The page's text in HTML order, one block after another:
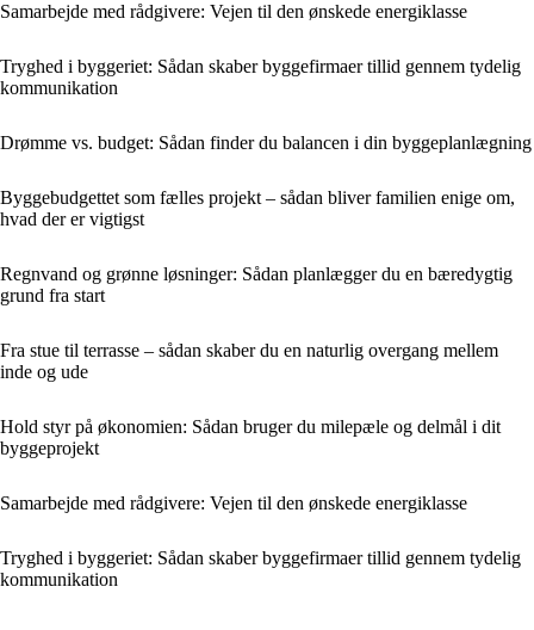
Samarbejde med rådgivere: Vejen til den ønskede energiklasse
Tryghed i byggeriet: Sådan skaber byggefirmaer tillid gennem tydelig
kommunikation
Drømme vs. budget: Sådan finder du balancen i din byggeplanlægning
Byggebudgettet som fælles projekt – sådan bliver familien enige om,
hvad der er vigtigst
Regnvand og grønne løsninger: Sådan planlægger du en bæredygtig
grund fra start
Fra stue til terrasse – sådan skaber du en naturlig overgang mellem
inde og ude
Hold styr på økonomien: Sådan bruger du milepæle og delmål i dit
byggeprojekt
Samarbejde med rådgivere: Vejen til den ønskede energiklasse
Tryghed i byggeriet: Sådan skaber byggefirmaer tillid gennem tydelig
kommunikation